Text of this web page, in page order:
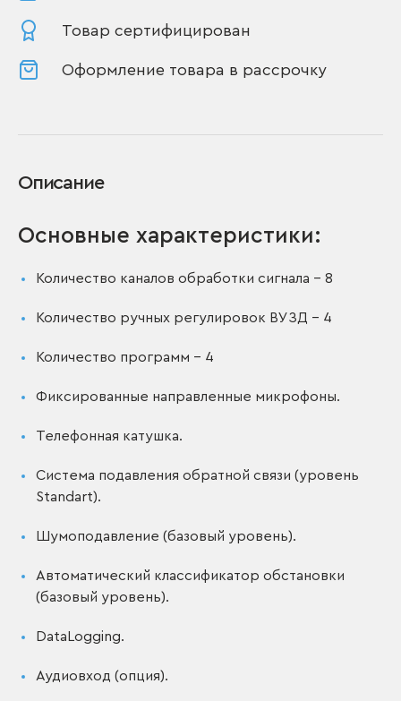
Товар сертифицирован
Оформление товара в рассрочку
Описание
Основные характеристики:
Количество каналов обработки сигнала – 8
Количество ручных регулировок ВУЗД – 4
Количество программ – 4
Фиксированные направленные микрофоны.
Телефонная катушка.
Система подавления обратной связи (уровень
Standart).
Шумоподавление (базовый уровень).
Автоматический классификатор обстановки
(базовый уровень).
DataLogging.
Аудиовход (опция).